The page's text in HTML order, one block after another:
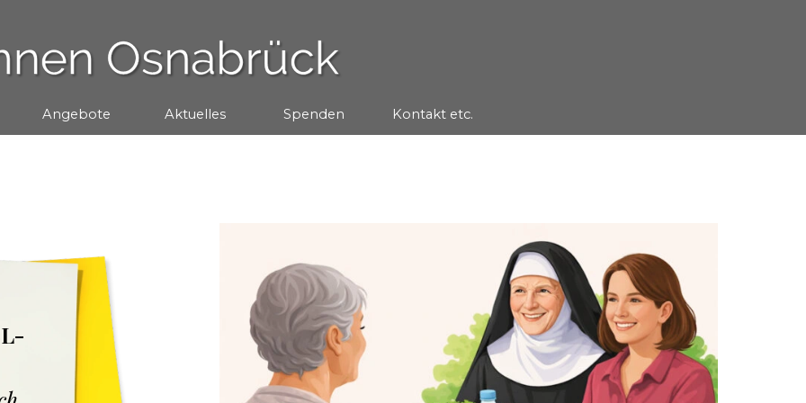
Menü überspringen
▼
Angebote ▼
Aktuelles ▼
Spenden Kontakt etc.